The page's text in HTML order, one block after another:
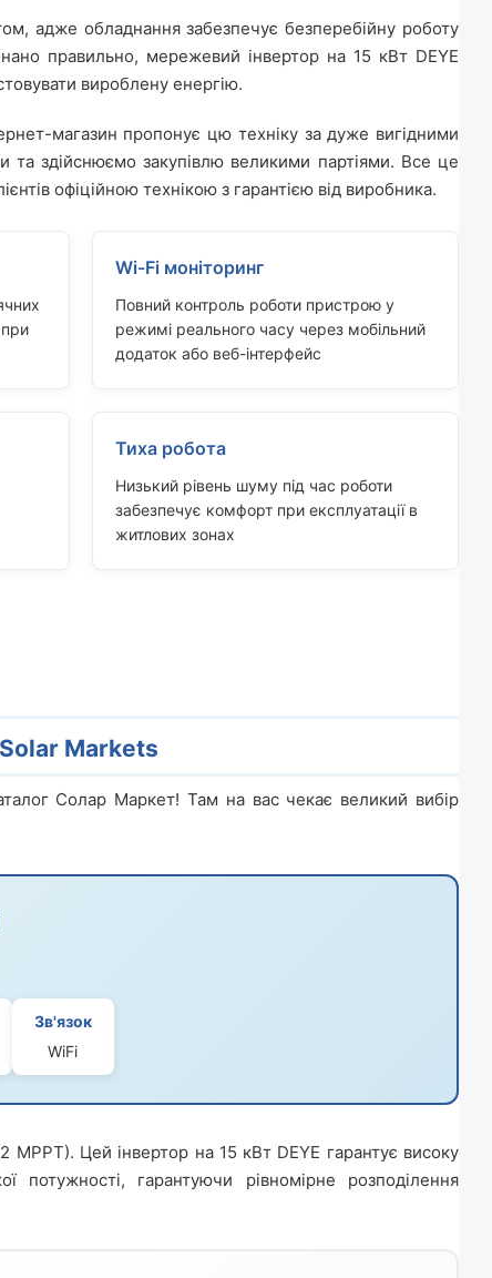
адже обладнання забезпечує безперебійну роботу
правильно, мережевий інвертор на 15 кВт DEYE
вироблену енергію.
магазин пропонує цю техніку за дуже вигідними
здійснюємо закупівлю великими партіями. Все це
офіційною технікою з гарантією від виробника.
при
Wi-Fi моніторинг
Повний контроль роботи пристрою у
режимі реального часу через мобільний
додаток або веб-інтерфейс
Тиха робота
Низький рівень шуму під час роботи
забезпечує комфорт при експлуатації в
житлових зонах
Markets
Солар Маркет! Там на вас чекає великий вибір
Зв'язок
WiFi
Цей інвертор на 15 кВт DEYE гарантує високу
потужності, гарантуючи рівномірне розподілення